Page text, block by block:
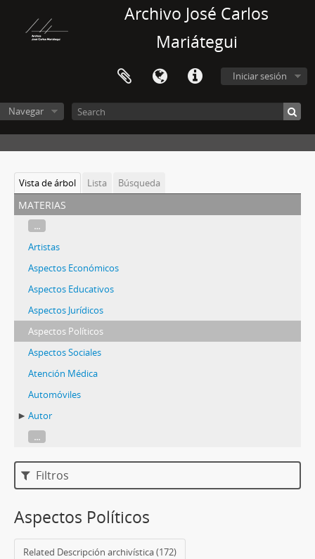
Archivo José Carlos
Mariátegui
Iniciar sesión
Navegar
Vista de árbol Lista Búsqueda
materias
...
Artistas
Aspectos Económicos
Aspectos Educativos
Aspectos Jurídicos
Aspectos Políticos
Aspectos Sociales
Atención Médica
Automóviles
Autor
...
Filtros
Aspectos Políticos
Related Descripción archivística (172)